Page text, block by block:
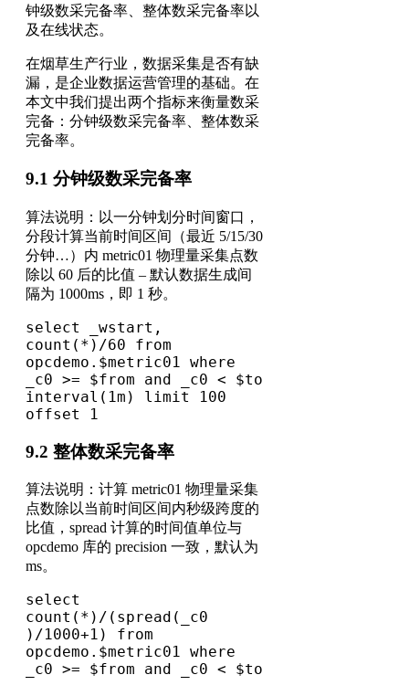
钟级数采完备率、整体数采完备率以
及在线状态。
在烟草生产行业，数据采集是否有缺
漏，是企业数据运营管理的基础。在
本文中我们提出两个指标来衡量数采
完备：分钟级数采完备率、整体数采
完备率。
9.1 分钟级数采完备率
算法说明：以一分钟划分时间窗口，
分段计算当前时间区间（最近 5/15/30
分钟…）内 metric01 物理量采集点数
除以 60 后的比值 – 默认数据生成间
隔为 1000ms，即 1 秒。
select _wstart,
count(*)/60 from
opcdemo.$metric01 where
_c0 >= $from and _c0 < $to
interval(1m) limit 100
offset 1
9.2 整体数采完备率
算法说明：计算 metric01 物理量采集
点数除以当前时间区间内秒级跨度的
比值，spread 计算的时间值单位与
opcdemo 库的 precision 一致，默认为
ms。
select
count(*)/(spread(_c0
)/1000+1) from
opcdemo.$metric01 where
_c0 >= $from and _c0 < $to